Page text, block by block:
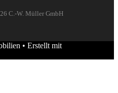
C.-W. Müller GmbH
• Erstellt mit